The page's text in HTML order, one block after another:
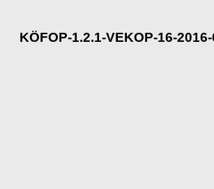
KÖFOP-1.2.1-VEKOP-16-